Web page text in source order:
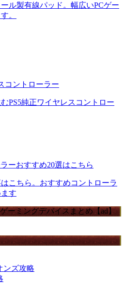
ル製有線パッド。幅広いPCゲー
。
コントローラー
PS5純正ワイヤレスコントロー
ーおすすめ20選はこちら
こちら。おすすめコントローラ
す
ーミングデバイスまとめ【ad】
ンズ攻略